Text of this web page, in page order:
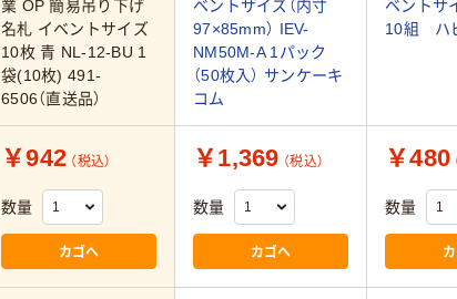
業 OP 簡易吊り下げ
名札 イベントサイズ
10枚 青 NL-12-BU 1
袋(10枚) 491-
6506（直送品）
ベントサイズ（内寸
97×85mm） IEV-
NM50M-A 1パック
（50枚入） サンケーキ
コム
ベント
10組 ハ
￥942 （税込）
数量
カゴへ
￥1,369 （税込）
数量
カゴへ
￥480
数量